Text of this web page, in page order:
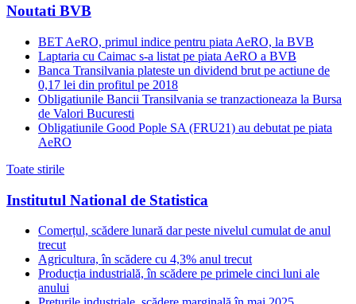
Noutati BVB
BET AeRO, primul indice pentru piata AeRO, la BVB
Laptaria cu Caimac s-a listat pe piata AeRO a BVB
Banca Transilvania plateste un dividend brut pe actiune de
0,17 lei din profitul pe 2018
Obligatiunile Bancii Transilvania se tranzactioneaza la Bursa
de Valori Bucuresti
Obligatiunile Good Pople SA (FRU21) au debutat pe piata
AeRO
Toate stirile
Institutul National de Statistica
Comerțul, scădere lunară dar peste nivelul cumulat de anul
trecut
Agricultura, în scădere cu 4,3% anul trecut
Producția industrială, în scădere pe primele cinci luni ale
anului